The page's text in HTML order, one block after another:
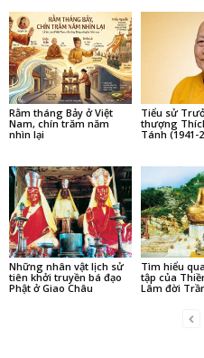
Rằm tháng Bảy ở Việt
Nam, chín trăm năm
nhìn lại
Tiểu sử
thượng
Tánh (1941-
Những nhân vật lịch sử
tiên khởi truyền bá đạo
Phật ở Giao Châu
Tìm hiểu
tập của
Lâm đời